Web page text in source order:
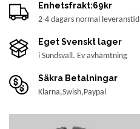
Enhetsfrakt:69kr
2-4 dagars normal leveranstid
Eget Svenskt lager
i Sundsvall. Ev avhämtning
Säkra Betalningar
Klarna,Swish,Paypal